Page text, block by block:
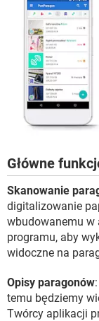
Główne
Skanowanie
digitalizowanie
wbudowanemu w
programu, aby
widoczne na
Opisy paragonów
temu będziemy
Twórcy aplikacji